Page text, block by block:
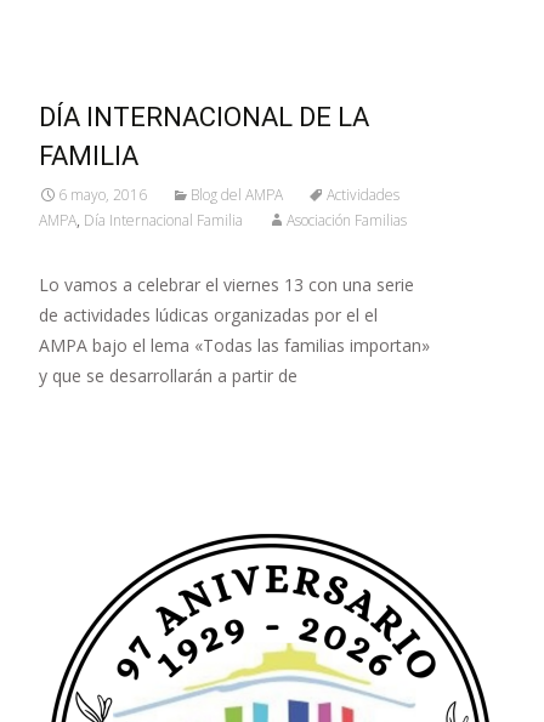
DÍA INTERNACIONAL DE LA
FAMILIA
6 mayo, 2016 Blog del AMPA
Actividades
AMPA, Día Internacional Familia Asociación Familias
Lo vamos a celebrar el viernes 13 con una serie
de actividades lúdicas organizadas por el el
AMPA bajo el lema «Todas las familias importan»
y que se desarrollarán a partir de